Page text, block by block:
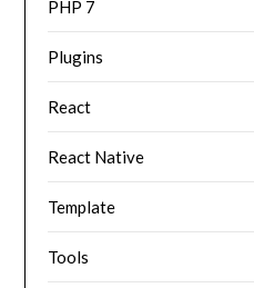
PHP 7
Plugins
React
React Native
Template
Tools